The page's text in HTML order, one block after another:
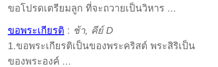
ขอโปรดเตรียมลูก ที่จะถวายเป็นวิหาร ...
ขอพระเกียรติ : ช้า, คีย์ D
1.ขอพระเกียรติเป็นของพระคริสต์ พระสิริเป็น
ของพระองค์ ...